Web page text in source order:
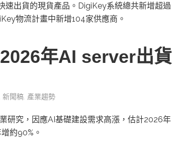
出貨的現貨產品。DigiKey系統總共新增超過
物流計畫中新增104家供應商。
年AI server出貨
新聞稿 產業趨勢
研究，因應AI基礎建設需求高漲，估計2026年
約90%。